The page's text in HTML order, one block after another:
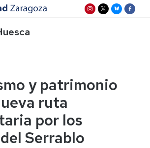
y patrimonio
ruta
por los
Serrablo